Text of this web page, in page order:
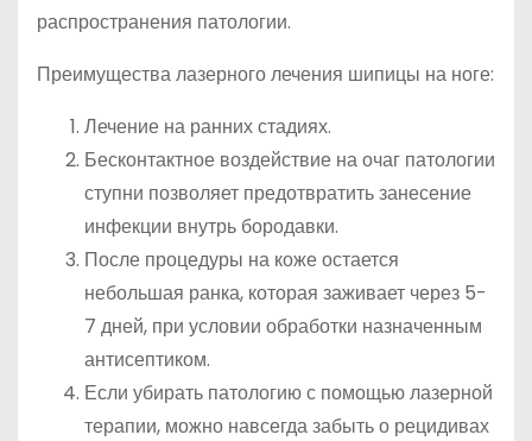
распространения патологии.
Преимущества лазерного лечения шипицы на ноге:
Лечение на ранних стадиях.
Бесконтактное воздействие на очаг патологии
ступни позволяет предотвратить занесение
инфекции внутрь бородавки.
После процедуры на коже остается
небольшая ранка, которая заживает через 5-
7 дней, при условии обработки назначенным
антисептиком.
Если убирать патологию с помощью лазерной
терапии, можно навсегда забыть о рецидивах